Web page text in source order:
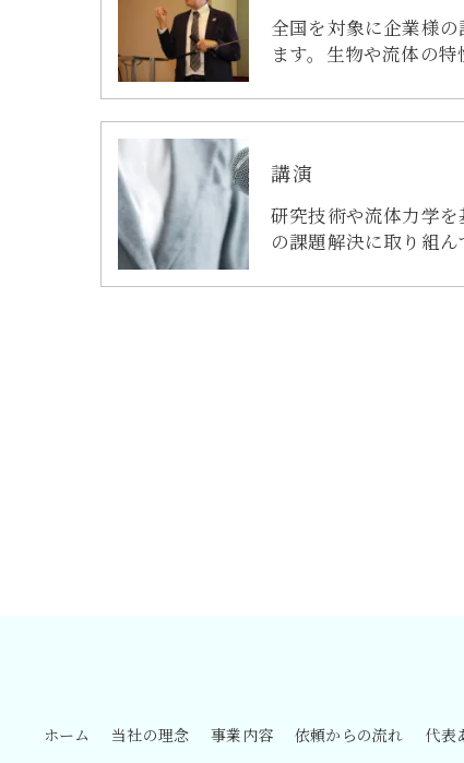
全国を対象に企業様
ます。生物や流体の
講演
研究技術や流体力学
の課題解決に取り組
ホーム 当社の理念 事業内容 依頼からの流れ 代表